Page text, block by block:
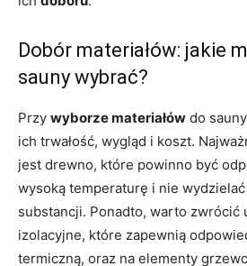
Dobór materiałów: jakie
sauny wybrać?
Przy wyborze materiałów do
ich trwałość, wygląd i koszt.
jest drewno, które powinno być
wysoką temperaturę i nie
substancji. Ponadto, warto zwrócić
izolacyjne, które zapewnią
termiczną, oraz na elementy